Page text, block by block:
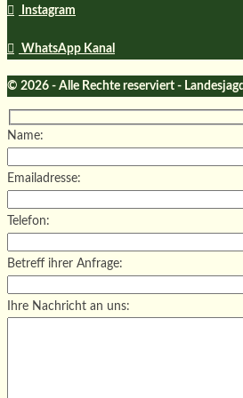
Instagram
WhatsApp Kanal
© 2026 - Alle Rechte reserviert -
Name:
Emailadresse:
Telefon:
Betreff ihrer Anfrage:
Ihre Nachricht an uns: